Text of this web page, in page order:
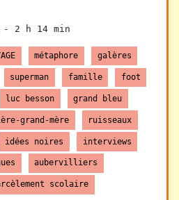
- 2 h 14 min
métaphore galères
superman famille foot
luc besson grand bleu
grand-mère ruisseaux
idées noires interviews
aubervilliers
scolaire